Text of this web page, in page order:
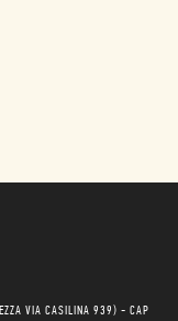
VIA CASILINA 939) - CAP